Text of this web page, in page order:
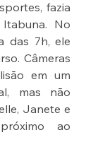
fazia
No
das 7h, ele
Câmeras
em um
mas não
Janete e
ao